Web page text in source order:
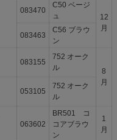
083470
C50 ベージ
ュ
12
月
083463
C56 ブラウ
ン
083155
752 オーク
ル
8
月
053105
752 オーク
ル
063602
BR501 コ
コアブラウ
ン
1
月